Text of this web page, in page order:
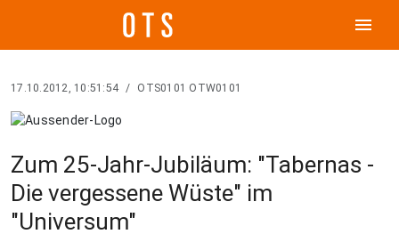
menu
17.10.2012, 10:51:54 / OTS0101 OTW0101
Zum 25-Jahr-Jubiläum: "Tabernas -
Die vergessene Wüste" im
"Universum"